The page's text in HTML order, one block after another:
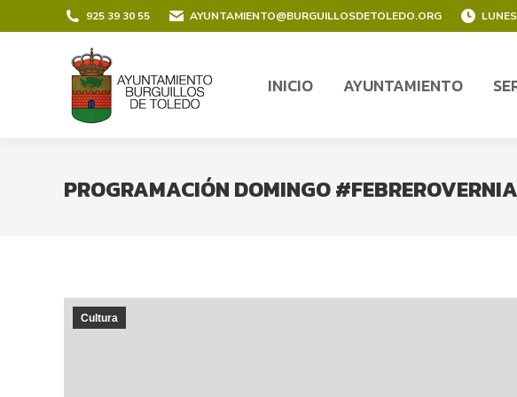
925 39 30 55 AYUNTAMIENTO@BURGUILLOSDETOLEDO.ORG
INICIO AYUNTAMIENTO
PROGRAMACIÓN DOMINGO
Cultura
INICIO AYUNTAMIENTO